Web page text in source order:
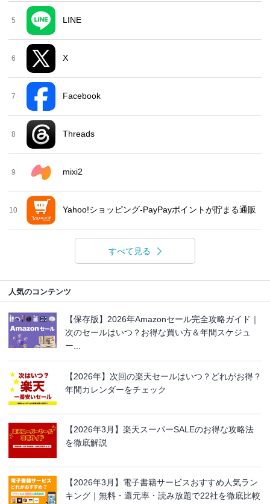
5 LINE
6 X
7 Facebook
8 Threads
9 mixi2
10 Yahoo!ショッピング-PayPayポイントが貯まる通販
すべて見る
人気のコンテンツ
【保存版】2026年Amazonセール完全攻略ガイド｜
次のセールはいつ？お得な買い方＆年間スケジュ
ー...
【2026年】次回の楽天セールはいつ？どれがお得？
年間カレンダーをチェック
【2026年3月】楽天スーパーSALEのお得な攻略法
を徹底解説
【2026年3月】電子書籍サービスおすすめ人気ラン
キング｜無料・還元率・読み放題で22社を徹底比較